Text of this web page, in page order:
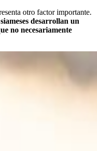
otro factor importante.
desarrollan un
no necesariamente